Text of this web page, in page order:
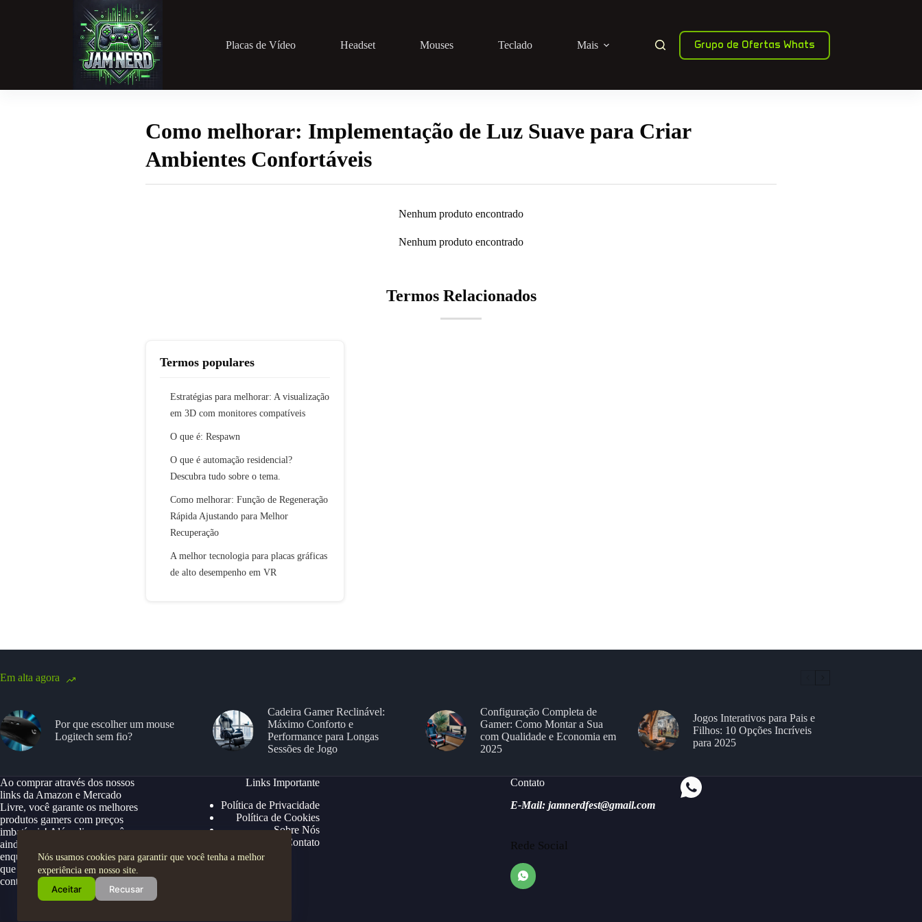
Nós usamos cookies para garantir que você tenha a melhor
experiência em nosso site.
Aceitar Recusar
Placas de Vídeo Headset Mouses Teclado Mais Grupo de Ofertas Whats
Como melhorar: Implementação de Luz Suave para Criar
Ambientes Confortáveis
Nenhum produto encontrado
Nenhum produto encontrado
Termos Relacionados
Termos populares
Estratégias para melhorar: A visualização
em 3D com monitores compatíveis
O que é: Respawn
O que é automação residencial?
Descubra tudo sobre o tema.
Como melhorar: Função de Regeneração
Rápida Ajustando para Melhor
Recuperação
A melhor tecnologia para placas gráficas
de alto desempenho em VR
Em alta agora
Por que escolher um mouse
Logitech sem fio?
Cadeira Gamer Reclinável:
Máximo Conforto e
Performance para Longas
Sessões de Jogo
Configuração Completa de
Gamer: Como Montar a Sua
com Qualidade e Economia em
2025
Jogos Interativos para Pais e
Filhos: 10 Opções Incríveis
para 2025
Ao comprar através dos nossos
links da Amazon e Mercado
Livre, você garante os melhores
produtos gamers com preços
imbatíveis! Além disso, você
ainda ganha descontos exclusivos,
enquanto apoia nosso site para
que possamos continuar trazendo
conteúdos e ofertas especiais.
Links Importante
Política de Privacidade
Política de Cookies
Sobre Nós
Contato
Contato
E-Mail: jamnerdfest@gmail.com
Rede Social